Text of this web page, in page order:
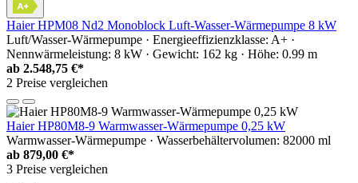
Haier HPM08 Nd2 Monoblock Luft-Wasser-Wärmepumpe 8 kW
Luft/Wasser-Wärmepumpe · Energieeffizienzklasse: A+ ·
Nennwärmeleistung: 8 kW · Gewicht: 162 kg · Höhe: 0.99 m
ab 2.548,75 €*
2 Preise vergleichen
Haier HP80M8-9 Warmwasser-Wärmepumpe 0,25 kW
Warmwasser-Wärmepumpe · Wasserbehältervolumen: 82000 ml
ab 879,00 €*
3 Preise vergleichen